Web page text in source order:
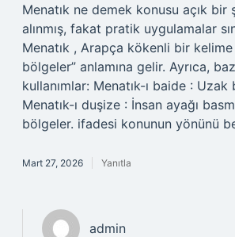
Menatık ne demek konusu açık bir
alınmış, fakat pratik uygulamalar
Menatık , Arapça kökenli bir kelime
bölgeler” anlamına gelir. Ayrıca,
kullanımlar: Menatık-ı baide : Uzak
Menatık-ı duşize : İnsan ayağı
bölgeler. ifadesi konunun yönünü
Mart 27, 2026 Yanıtla
admin